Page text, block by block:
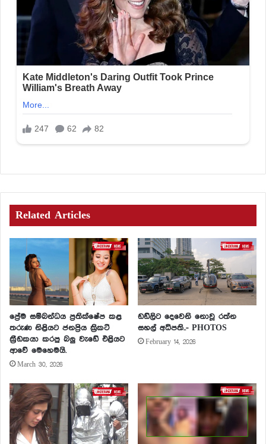
Related Articles
ප්‍රේම සම්බන්ධය ප්‍රතික්ෂේප කළ
තරුණ නිළියට ජනප්‍රිය ක්‍රිකට්
ක්‍රීඩකයා කරපු බලු වැඩේ එළියට
ආවේ මෙහෙමයි.
March 30, 2026
ඩඩ්ලිට දෙවෙනි නොවූ රත්න
සහල් අධිපති..- PHOTOS
February 14, 2026